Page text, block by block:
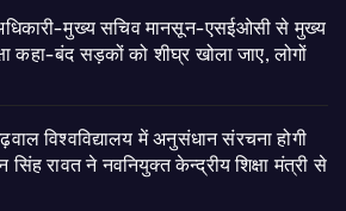
मुख्य सचिव मानसून-एसईओसी से मुख्य
कहा-बंद सड़कों को शीघ्र खोला जाए, लोगों
विश्वविद्यालय में अनुसंधान संरचना होगी
सिंह रावत ने नवनियुक्त केन्द्रीय शिक्षा मंत्री से